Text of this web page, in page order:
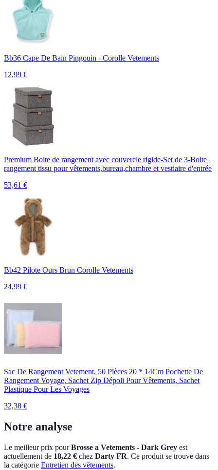
Bb36 Cape De Bain Pingouin - Corolle Vetements
12,99 €
Premium Boite de rangement avec couvercle rigide-Set de 3-Boite
rangement tissu pour vêtements,bureau,chambre et vestiaire d'entrée
53,61 €
Bb42 Pilote Ours Brun Corolle Vetements
24,99 €
Sac De Rangement Vetement, 50 Pièces 20 * 14Cm Pochette De
Rangement Voyage, Sachet Zip Dépoli Pour Vêtements, Sachet
Plastique Pour Les Voyages
32,38 €
Notre analyse
Le meilleur prix pourBrosse a Vetements - Dark Grey est
actuellement de 18,22 € chez Darty FR. Ce produit se trouve dans
la catégorie Entretien des vêtements.